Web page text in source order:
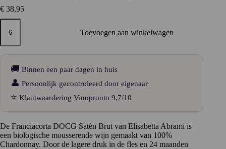
€ 38,95
Franciacorta
DOCG
Brut
Elisabetta
Abrami
bubbels
en
spanning
aantal
Toevoegen aan winkelwagen
🚚 Binnen een paar dagen in huis
👤 Persoonlijk gecontroleerd door eigenaar
⭐ Klantwaardering Vinopronto 9,7/10
De Franciacorta DOCG Satèn Brut van Elisabetta Abrami is
een biologische mousserende wijn gemaakt van 100%
Chardonnay. Door de lagere druk in de fles en 24 maanden